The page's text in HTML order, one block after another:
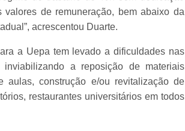
de remuneração, bem abaixo da
acrescentou Duarte.
a Uepa tem levado a dificuldades nas
a reposição de materiais
aulas, construção e/ou revitalização de
restaurantes universitários em todos